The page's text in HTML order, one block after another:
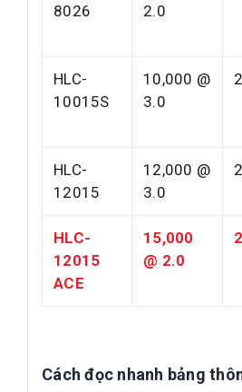
8026
2.0
HLC-
10015S
10,000 @
3.0
HLC-
12015
12,000 @
3.0
HLC-
12015
ACE
15,000
@ 2.0
Cách đọc nhanh bảng